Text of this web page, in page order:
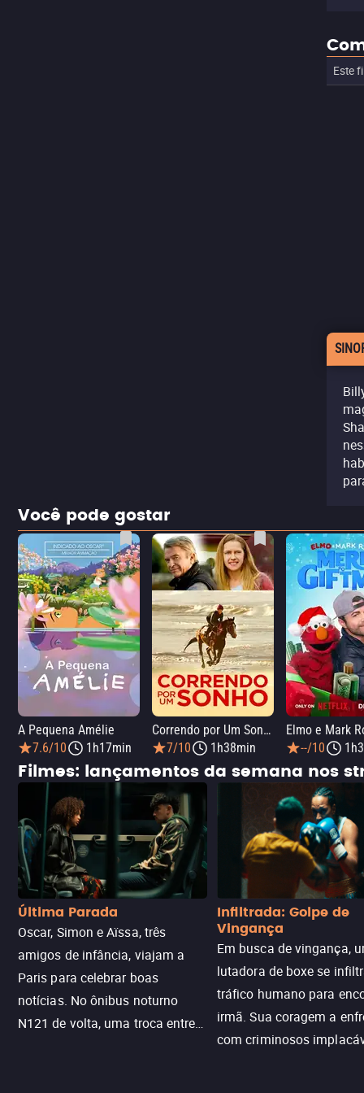
Este
Você pode gostar
A Pequena Amélie
7.6/10
1h17min
Correndo por Um Sonho
7/10
1h38min --/10
Filmes: lançamentos da semana nos
Última Parada
Oscar, Simon e Aïssa, três
amigos de infância, viajam a
Paris para celebrar boas
notícias. No ônibus noturno
N121 de volta, uma troca entre
Infiltrada: Golpe de
Vingança
Em busca de vingança,
lutadora de boxe se
tráfico humano para
irmã. Sua coragem a
com criminosos